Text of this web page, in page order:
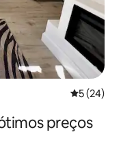
5 de uma
5 (24)
preços